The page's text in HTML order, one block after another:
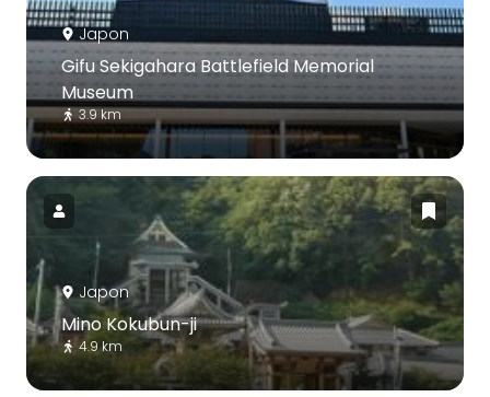
Japon
Gifu Sekigahara Battlefield Memorial
Museum
3.9 km
Japon
Mino Kokubun-ji
4.9 km